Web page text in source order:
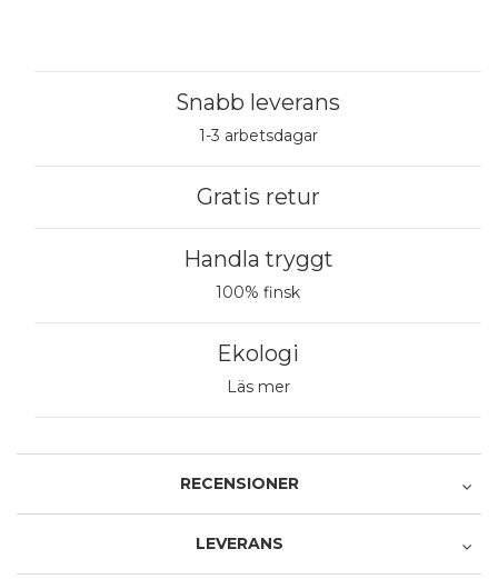
Snabb leverans
1-3 arbetsdagar
Gratis retur
Handla tryggt
100% finsk
Ekologi
Läs mer
RECENSIONER
LEVERANS